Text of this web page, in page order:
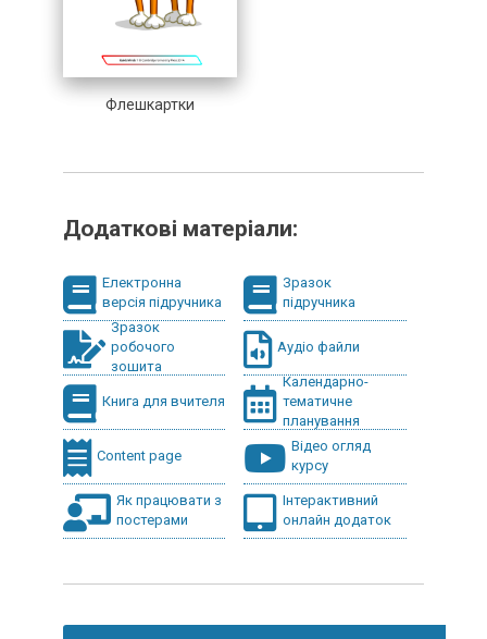
Флешкартки
Додаткові матеріали:
Електронна
версія підручника
Зразок
підручника
Зразок
робочого
зошита
Аудіо файли
Книга для вчителя
Календарно-
тематичне
планування
Content page
Відео огляд
курсу
Як працювати з
постерами
Інтерактивний
онлайн додаток